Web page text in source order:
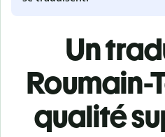
Un
Roumain-
qualité